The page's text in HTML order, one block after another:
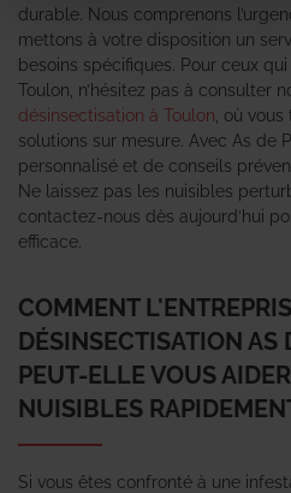
durable. Nous comprenons
mettons à votre disposition un
besoins spécifiques. Pour ceux
Toulon, n’hésitez pas à consulter
désinsectisation à Toulon , où
solutions sur mesure. Avec As de
personnalisé et de conseils
Ne laissez pas les nuisibles
contactez-nous dès aujourd’hui
efficace.
COMMENT
DÉSINSECTISATION AS
PEUT-ELLE VOUS
NUISIBLES
Si vous êtes confronté à une